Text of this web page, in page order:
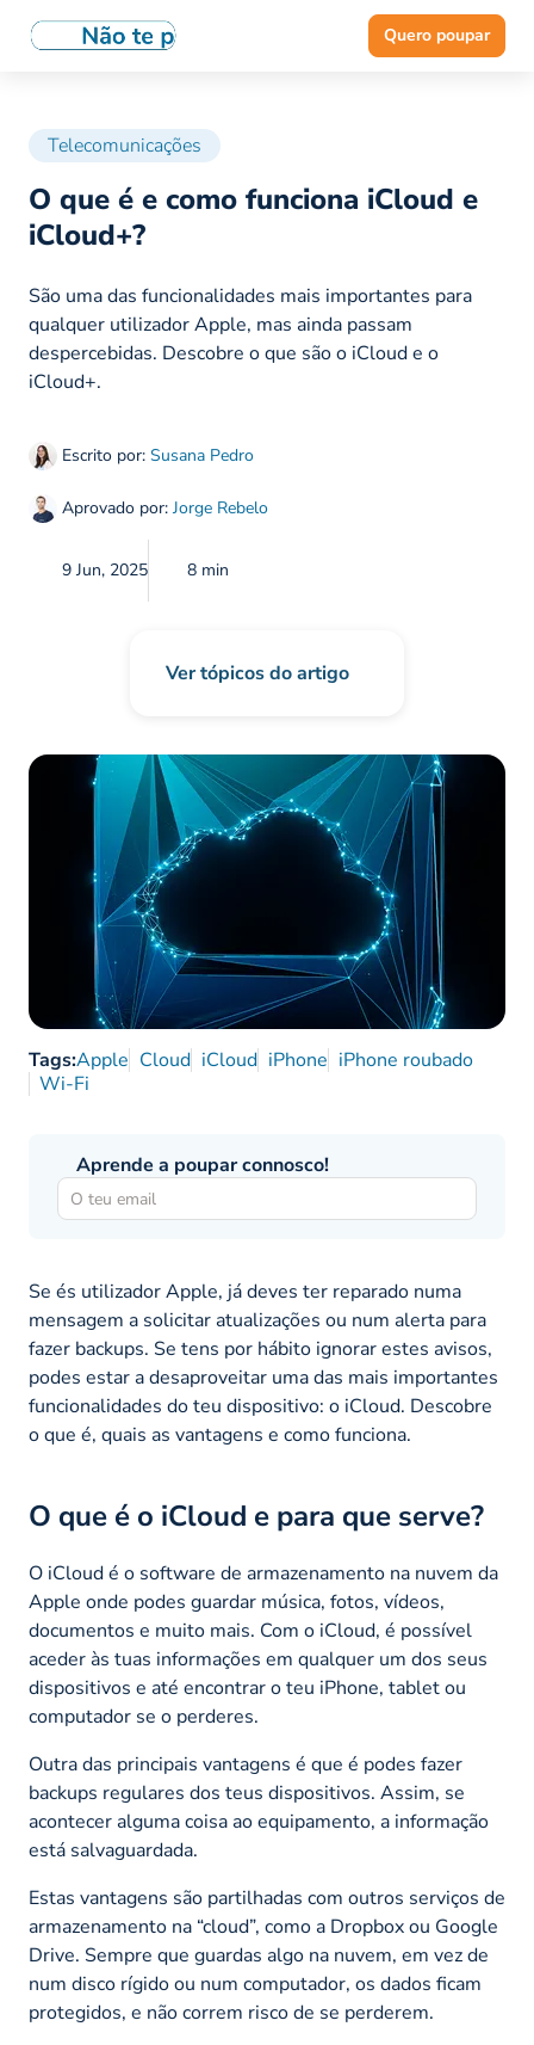
Quero poupar
Telecomunicações
O que é e como funciona iCloud e
iCloud+?
Escrito por: Susana Pedro
Aprovado por: Jorge Rebelo
9 Jun, 2025 8 min
São uma das funcionalidades mais importantes para
qualquer utilizador Apple, mas ainda passam
despercebidas. Descobre o que são o iCloud e o
iCloud+.
Ver tópicos do artigo
Tags:Apple Cloud iCloud iPhone iPhone roubado
Wi-Fi
Aprende a poupar connosco!
Se és utilizador Apple, já deves ter reparado numa
mensagem a solicitar atualizações ou num alerta para
fazer backups. Se tens por hábito ignorar estes avisos,
podes estar a desaproveitar uma das mais importantes
funcionalidades do teu dispositivo: o iCloud. Descobre
o que é, quais as vantagens e como funciona.
O que é o iCloud e para que serve?
O iCloud é o software de armazenamento na nuvem da
Apple onde podes guardar música, fotos, vídeos,
documentos e muito mais. Com o iCloud, é possível
aceder às tuas informações em qualquer um dos seus
dispositivos e até encontrar o teu iPhone, tablet ou
computador se o perderes.
Outra das principais vantagens é que é podes fazer
backups regulares dos teus dispositivos. Assim, se
acontecer alguma coisa ao equipamento, a informação
está salvaguardada.
Estas vantagens são partilhadas com outros serviços de
armazenamento na “cloud”, como a Dropbox ou Google
Drive. Sempre que guardas algo na nuvem, em vez de
num disco rígido ou num computador, os dados ficam
protegidos, e não correm risco de se perderem.